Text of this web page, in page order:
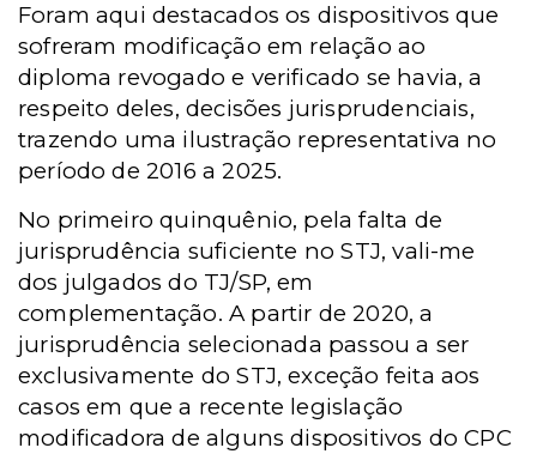
Foram aqui destacados os dispositivos que
sofreram modificação em relação ao
diploma revogado e verificado se havia, a
respeito deles, decisões jurisprudenciais,
trazendo uma ilustração representativa no
período de 2016 a 2025.
No primeiro quinquênio, pela falta de
jurisprudência suficiente no STJ, vali-me
dos julgados do TJ/SP, em
complementação. A partir de 2020, a
jurisprudência selecionada passou a ser
exclusivamente do STJ, exceção feita aos
casos em que a recente legislação
modificadora de alguns dispositivos do CPC